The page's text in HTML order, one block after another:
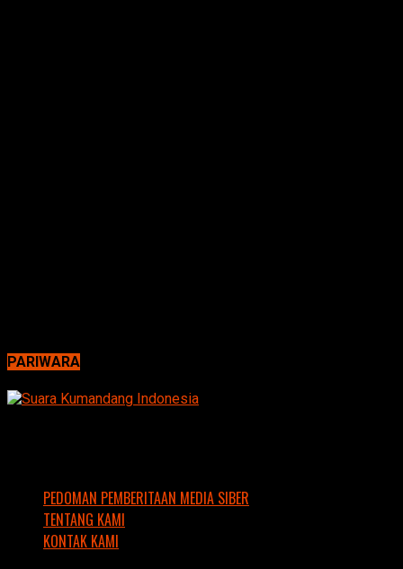
PARIWARA
PEDOMAN PEMBERITAAN MEDIA SIBER
TENTANG KAMI
KONTAK KAMI